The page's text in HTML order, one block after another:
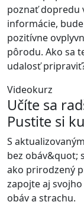
poznať dopredu
informácie,
pozitívne
pôrodu. Ako sa
udalosť
Videokurz
Učíte sa
Pustite si
S
bez obáv&quot;
ako prirodzený
zapojte aj
obáv a strachu.